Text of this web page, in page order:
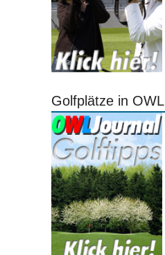
Golfplätze in OWL